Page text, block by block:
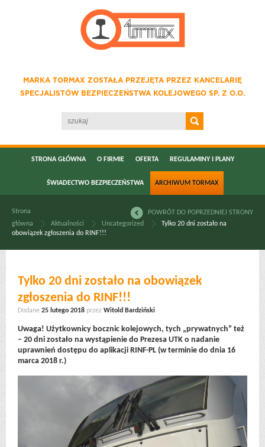
MARKA TORMAX ZOSTAŁA PRZEJĘTA PRZEZ KANCELARIĘ
SPECJALISTÓW BEZPIECZEŃSTWA KOLEJOWEGO SP. Z O.O.
STRONA GŁÓWNA O FIRMIE OFERTA REGULAMINY I PLANY
ŚWIADECTWO BEZPIECZEŃSTWA ARCHIWUM TORMAX
POWRÓT DO POPRZEDNIEJ STRONY
Strona
główna
Aktualności Uncategorized
Tylko 20 dni zostało na
obowiązek zgłoszenia do RINF!!!
Tylko 20 dni zostało na obowiązek
zgłoszenia do RINF!!!
Dodane 25 lutego 2018 przez Witold Bardziński
Uwaga! Użytkownicy bocznic kolejowych, tych „prywatnych” też
– 20 dni zostało na wystąpienie do Prezesa UTK o nadanie
uprawnień dostępu do aplikacji RINF-PL (w terminie do dnia 16
marca 2018 r.)